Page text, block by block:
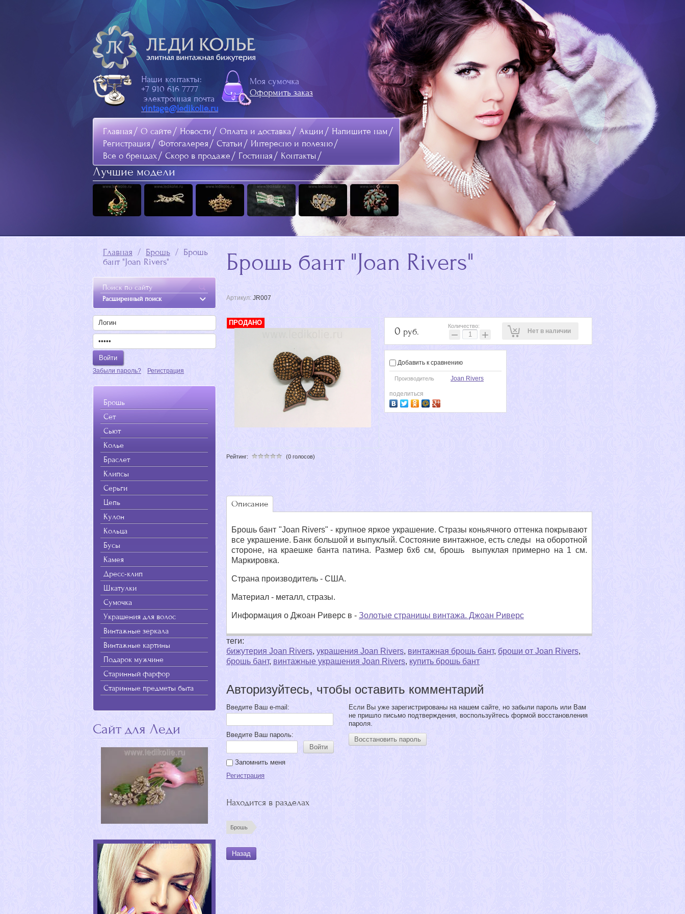
Главная О сайте Новости Оплата и доставка Акции
Напишите нам
Регистрация
Фотогалерея Статьи
Интересно и полезно
Все о брендах
Скоро в продаже Гостиная Контакты
Моя сумочка
Оформить заказ
Наши контакты:
+7 910 616 7777
электронная почта
vintage@ledikolie.ru
Лучшие модели
Главная
  /
Брошь
  /  Брошь
бант "Joan Rivers"
Расширенный поиск
Забыли пароль? Регистрация
Брошь
Сет
Сьют
Колье
Браслет
Клипсы
Серьги
Цепь
Кулон
Кольца
Бусы
Камея
Дресс-клип
Шкатулки
Сумочка
Украшения для волос
Винтажные зеркала
Винтажные картины
Подарок мужчине
Старинный фарфор
Старинные предметы быта
Сайт для Леди
Брошь бант "Joan Rivers"
Артикул: JR007
ПРОДАНО
Рейтинг: (0 голосов)
0 руб.
Количество:
− + Нет в наличии
Добавить к сравнению
Производитель Joan Rivers
поделиться
Описание
Брошь бант "Joan Rivers" - крупное яркое украшение. Стразы коньячного оттенка покрывают
все украшение. Банк большой и выпуклый. Состояние винтажное, есть следы на оборотной
стороне, на краешке банта патина. Размер 6х6 см, брошь выпуклая примерно на 1 см.
Маркировка.
Страна производитель - США.
Материал - металл, стразы.
Информация о Джоан Риверс в - Золотые страницы винтажа. Джоан Риверс
теги:
бижутерия Joan Rivers, украшения Joan Rivers, винтажная брошь бант, броши от Joan Rivers,
брошь бант, винтажные украшения Joan Rivers, купить брошь бант
Авторизуйтесь, чтобы оставить комментарий
Введите Ваш e-mail:
Введите Ваш пароль:
Войти
Запомнить меня
Регистрация
Если Вы уже зарегистрированы на нашем сайте, но забыли пароль или Вам
не пришло письмо подтверждения, воспользуйтесь формой восстановления
пароля.
Восстановить пароль
Находится в разделах
Брошь
Назад